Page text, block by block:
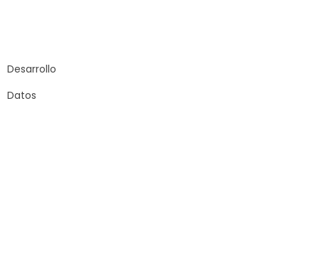
Desarrollo
Datos